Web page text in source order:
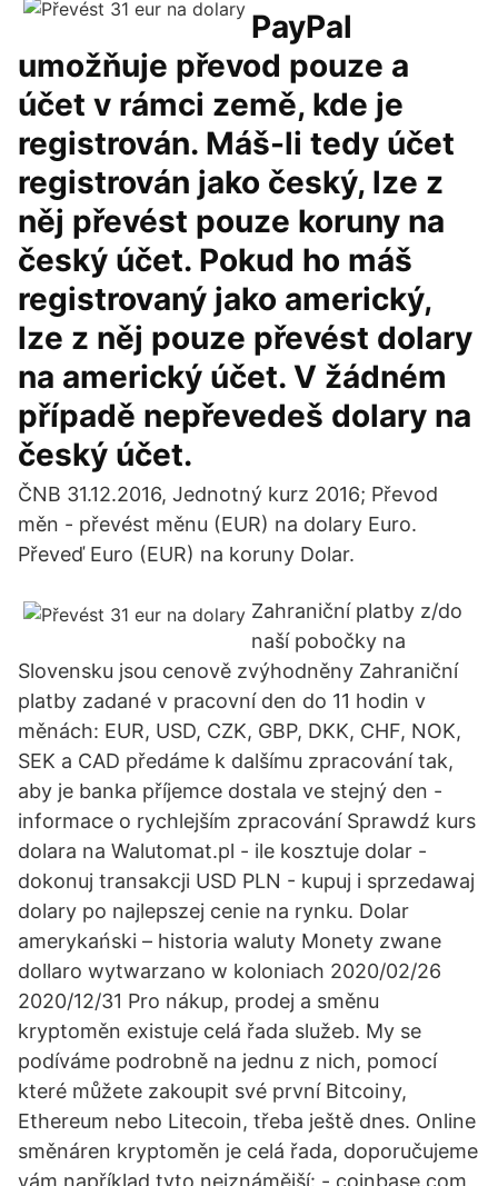
PayPal
umožňuje převod pouze a
účet v rámci země, kde je
registrován. Máš-li tedy účet
registrován jako český, lze z
něj převést pouze koruny na
český účet. Pokud ho máš
registrovaný jako americký,
lze z něj pouze převést dolary
na americký účet. V žádném
případě nepřevedeš dolary na
český účet.
ČNB 31.12.2016, Jednotný kurz 2016; Převod
měn - převést měnu (EUR) na dolary Euro.
Převeď Euro (EUR) na koruny Dolar.
Zahraniční platby z/do
naší pobočky na
Slovensku jsou cenově zvýhodněny Zahraniční
platby zadané v pracovní den do 11 hodin v
měnách: EUR, USD, CZK, GBP, DKK, CHF, NOK,
SEK a CAD předáme k dalšímu zpracování tak,
aby je banka příjemce dostala ve stejný den -
informace o rychlejším zpracování Sprawdź kurs
dolara na Walutomat.pl - ile kosztuje dolar -
dokonuj transakcji USD PLN - kupuj i sprzedawaj
dolary po najlepszej cenie na rynku. Dolar
amerykański – historia waluty Monety zwane
dollaro wytwarzano w koloniach 2020/02/26
2020/12/31 Pro nákup, prodej a směnu
kryptoměn existuje celá řada služeb. My se
podíváme podrobně na jednu z nich, pomocí
které můžete zakoupit své první Bitcoiny,
Ethereum nebo Litecoin, třeba ještě dnes. Online
směnáren kryptoměn je celá řada, doporučujeme
vám například tyto nejznámější: - coinbase.com